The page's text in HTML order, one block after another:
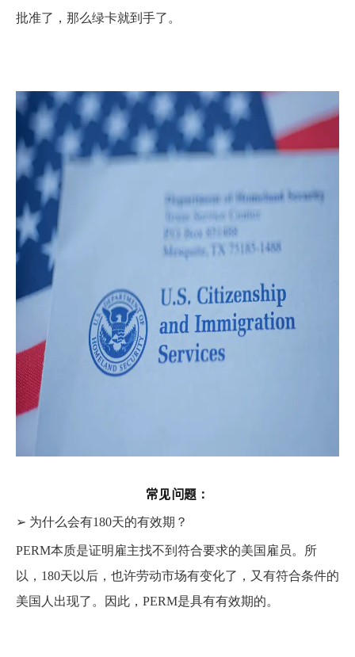
批准了，那么绿卡就到手了。
常见问题：
➢ 为什么会有180天的有效期？
PERM本质是证明雇主找不到符合要求的美国雇员。所
以，180天以后，也许劳动市场有变化了，又有符合条件的
美国人出现了。因此，PERM是具有有效期的。